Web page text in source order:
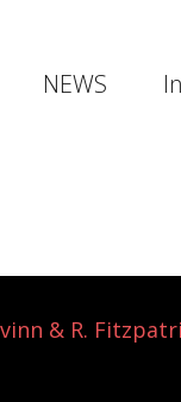
NEWS
& R.